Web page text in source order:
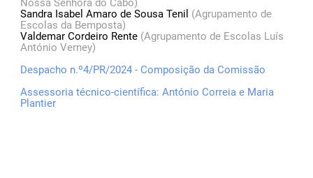
Nossa Senhora do Cabo)
Sandra Isabel Amaro de Sousa Tenil (Agrupamento de
Escolas da Bemposta)
Valdemar Cordeiro Rente (Agrupamento de Escolas Luís
António Verney)
Despacho n.º4/PR/2024 - Composição da Comissão
Assessoria técnico-científica: António Correia e Maria
Plantier